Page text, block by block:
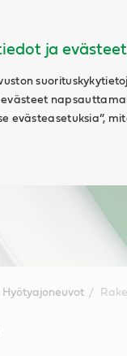
ja evästeet
evästeasetuksia”,
Hyötyajoneuvot